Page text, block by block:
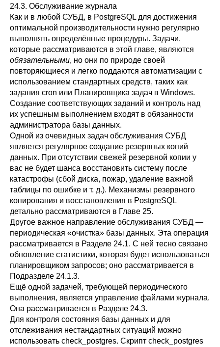
24.3. Обслуживание журнала
Как и в любой СУБД, в PostgreSQL для достижения
оптимальной производительности нужно регулярно
выполнять определённые процедуры. Задачи,
которые рассматриваются в этой главе, являются
обязательными, но они по природе своей
повторяющиеся и легко поддаются автоматизации с
использованием стандартных средств, таких как
задания cron или Планировщика задач в Windows.
Создание соответствующих заданий и контроль над
их успешным выполнением входят в обязанности
администратора базы данных.
Одной из очевидных задач обслуживания СУБД
является регулярное создание резервных копий
данных. При отсутствии свежей резервной копии у
вас не будет шанса восстановить систему после
катастрофы (сбой диска, пожар, удаление важной
таблицы по ошибке и т. д.). Механизмы резервного
копирования и восстановления в PostgreSQL
детально рассматриваются в Главе 25.
Другое важное направление обслуживания СУБД —
периодическая «очистка» базы данных. Эта операция
рассматривается в Разделе 24.1. С ней тесно связано
обновление статистики, которая будет использоваться
планировщиком запросов; оно рассматривается в
Подразделе 24.1.3.
Ещё одной задачей, требующей периодического
выполнения, является управление файлами журнала.
Она рассматривается в Разделе 24.3.
Для контроля состояния базы данных и для
отслеживания нестандартных ситуаций можно
использовать check_postgres. Скрипт check_postgres